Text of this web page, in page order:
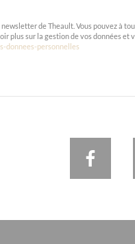
de Theault. Vous pouvez à
plus sur la gestion de vos données et
donnees-personnelles